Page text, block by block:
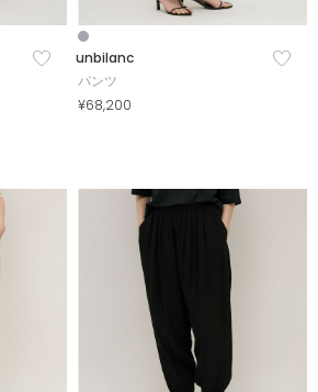
unbilanc
パンツ
¥68,200